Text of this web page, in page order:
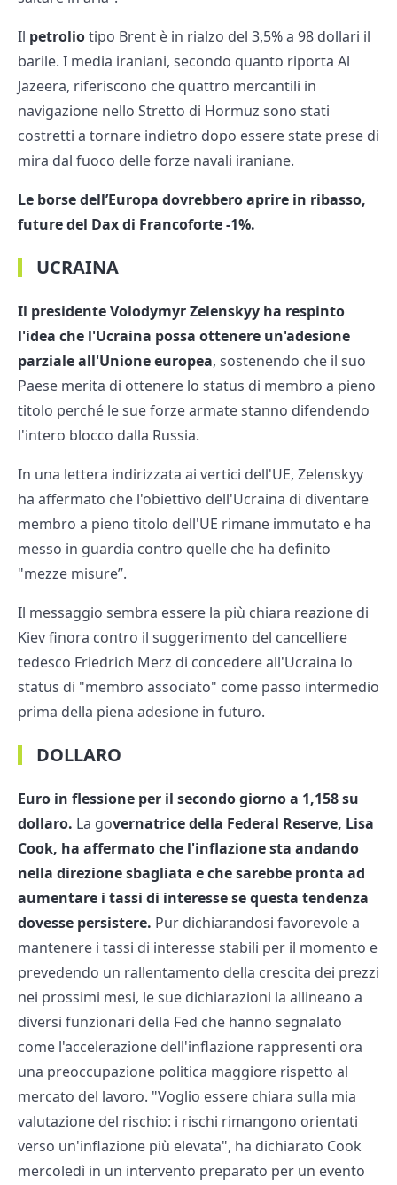
Il petroliotipo Brent è in rialzo del 3,5% a 98 dollari il
barile. I media iraniani, secondo quanto riporta Al
Jazeera, riferiscono che quattro mercantili in
navigazione nello Stretto di Hormuz sono stati
costretti a tornare indietro dopo essere state prese di
mira dal fuoco delle forze navali iraniane.
Le borse dell’Europa dovrebbero aprire in ribasso,
future del Dax di Francoforte -1%.
UCRAINA
Il presidente Volodymyr Zelenskyy ha respinto
l'idea che l'Ucraina possa ottenere un'adesione
parziale all'Unione europea, sostenendo che il suo
Paese merita di ottenere lo status di membro a pieno
titolo perché le sue forze armate stanno difendendo
l'intero blocco dalla Russia.
In una lettera indirizzata ai vertici dell'UE, Zelenskyy
ha affermato che l'obiettivo dell'Ucraina di diventare
membro a pieno titolo dell'UE rimane immutato e ha
messo in guardia contro quelle che ha definito
"mezze misure”.
Il messaggio sembra essere la più chiara reazione di
Kiev finora contro il suggerimento del cancelliere
tedesco Friedrich Merz di concedere all'Ucraina lo
status di "membro associato" come passo intermedio
prima della piena adesione in futuro.
DOLLARO
Euro in flessione per il secondo giorno a 1,158 su
dollaro. La governatrice della Federal Reserve, Lisa
Cook, ha affermato che l'inflazione sta andando
nella direzione sbagliata e che sarebbe pronta ad
aumentare i tassi di interesse se questa tendenza
dovesse persistere. Pur dichiarandosi favorevole a
mantenere i tassi di interesse stabili per il momento e
prevedendo un rallentamento della crescita dei prezzi
nei prossimi mesi, le sue dichiarazioni la allineano a
diversi funzionari della Fed che hanno segnalato
come l'accelerazione dell'inflazione rappresenti ora
una preoccupazione politica maggiore rispetto al
mercato del lavoro. "Voglio essere chiara sulla mia
valutazione del rischio: i rischi rimangono orientati
verso un'inflazione più elevata", ha dichiarato Cook
mercoledì in un intervento preparato per un evento